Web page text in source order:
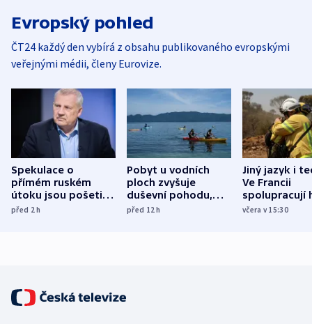
Evropský pohled
ČT24 každý den vybírá z obsahu publikovaného evropskými
veřejnými médii, členy Eurovize.
Spekulace o
přímém ruském
útoku jsou pošetilé,
míní estonský
před 2h
Pobyt u vodních
ploch zvyšuje
duševní pohodu,
ukázala
před 12h
Jiný jazyk i
Ve Francii
spolupracují
různých zemí
včera v 15:30